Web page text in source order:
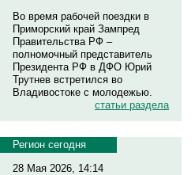
Во время рабочей поездки в
Приморский край Зампред
Правительства РФ –
полномочный представитель
Президента РФ в ДФО Юрий
Трутнев встретился во
Владивостоке с молодежью.
статьи раздела
Регион сегодня
28 Мая 2026, 14:14